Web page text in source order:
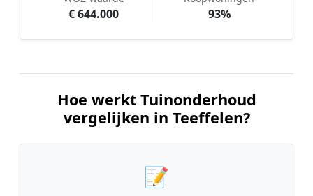
€ 644.000 93%
Hoe werkt Tuinonderhoud
vergelijken in Teeffelen?
📝